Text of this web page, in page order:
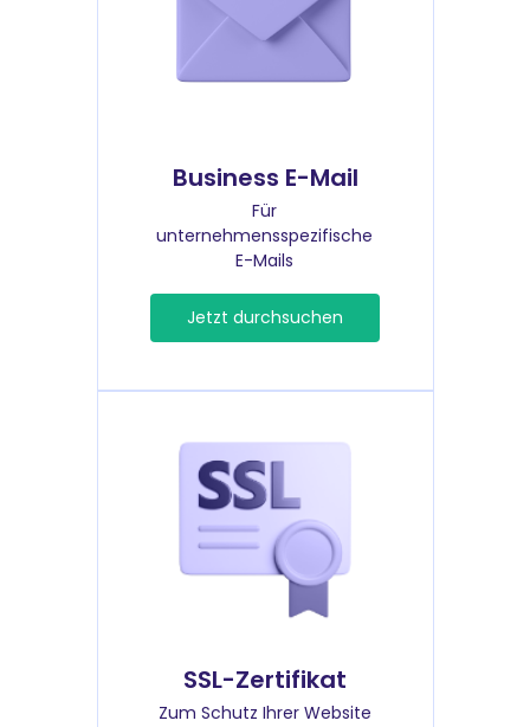
Business E-Mail
Für
unternehmensspezifische
E-Mails
Jetzt durchsuchen
SSL-Zertifikat
Zum Schutz Ihrer Website